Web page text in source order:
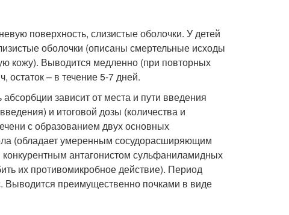
поверхность, слизистые оболочки. У детей
оболочки (описаны смертельные исходы
кожу). Выводится медленно (при повторных
остаток – в течение 5-7 дней.
зависит от места и пути введения
и итоговой дозы (количества и
с образованием двух основных
(обладает умеренным сосудорасширяющим
антагонистом сульфаниламидных
их противомикробное действие). Период
Выводится преимущественно почками в виде